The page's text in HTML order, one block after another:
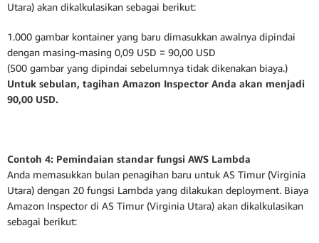
Utara) akan dikalkulasikan sebagai berikut:
1.000 gambar kontainer yang baru dimasukkan awalnya dipindai
dengan masing-masing 0,09 USD = 90,00 USD
(500 gambar yang dipindai sebelumnya tidak dikenakan biaya.)
Untuk sebulan, tagihan Amazon Inspector Anda akan menjadi
90,00 USD.
Contoh 4: Pemindaian standar fungsi AWS Lambda
Anda memasukkan bulan penagihan baru untuk AS Timur (Virginia
Utara) dengan 20 fungsi Lambda yang dilakukan deployment. Biaya
Amazon Inspector di AS Timur (Virginia Utara) akan dikalkulasikan
sebagai berikut: